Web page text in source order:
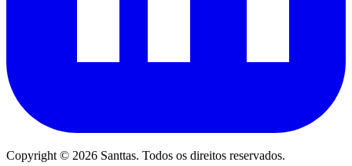
Copyright © 2026 Santtas. Todos os direitos reservados.